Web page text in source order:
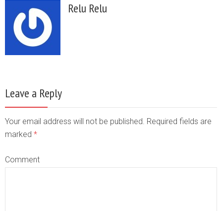
Relu Relu
Leave a Reply
Your email address will not be published. Required fields are
marked *
Comment